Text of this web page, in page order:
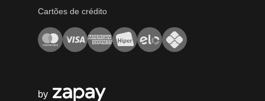
Cartões de crédito
by